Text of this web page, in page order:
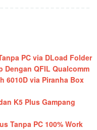
PC via DLoad Folder
QFIL Qualcomm
6010D via Piranha Box
K5 Plus Gampang
Tanpa PC 100% Work